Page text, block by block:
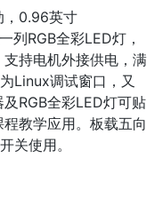
，0.96英寸
列RGB全彩LED灯，
持电机外接供电，满
Linux调试窗口，又
RGB全彩LED灯可贴
教学应用。板载五向
关使用。